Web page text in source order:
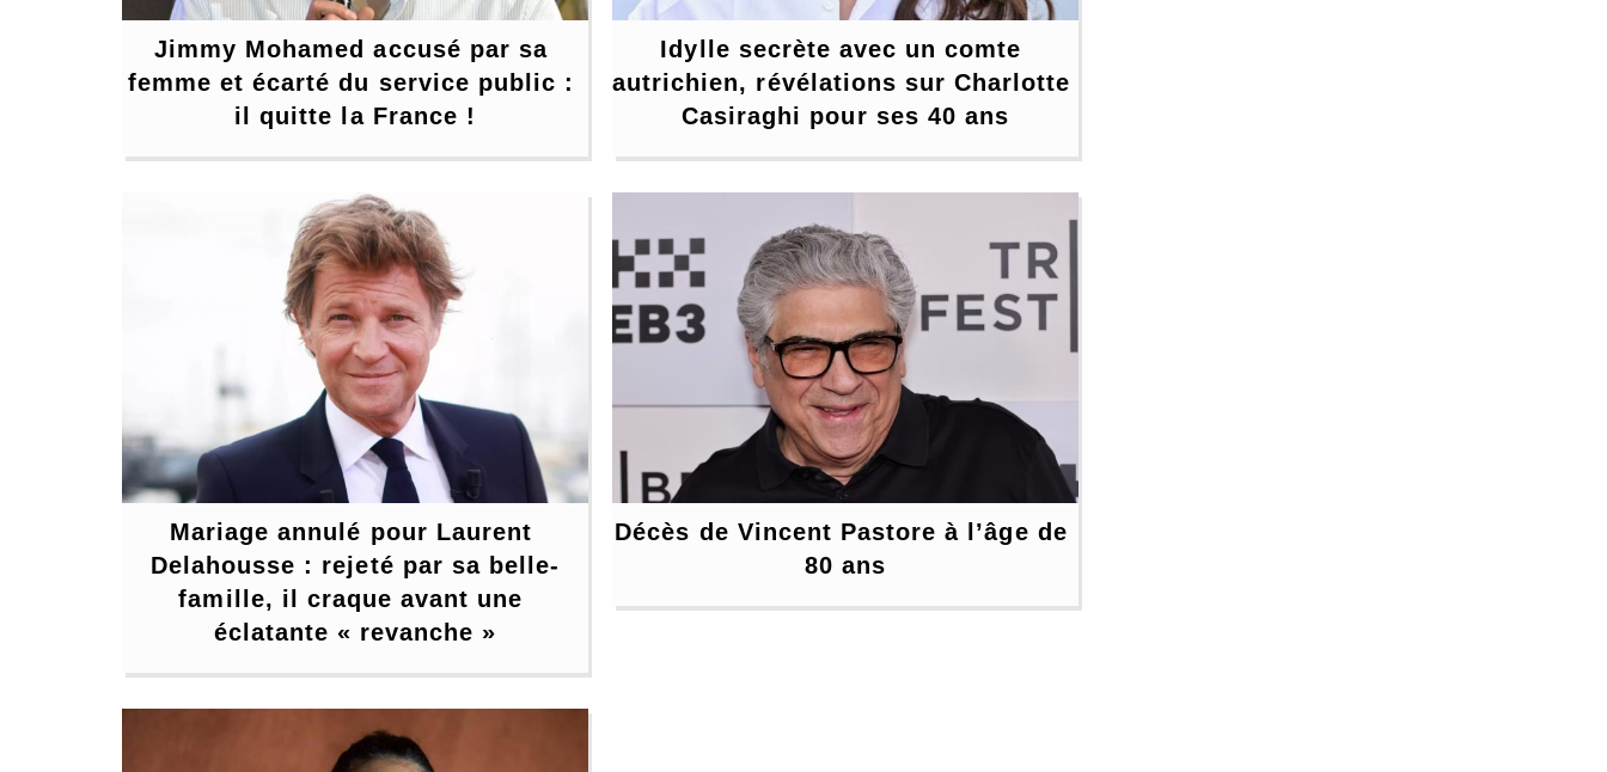
Jimmy Mohamed accusé par sa
femme et écarté du service public :
il quitte la France !
Idylle secrète avec un comte
autrichien, révélations sur Charlotte
Casiraghi pour ses 40 ans
Mariage annulé pour Laurent
Delahousse : rejeté par sa belle-
famille, il craque avant une
éclatante « revanche »
Décès de Vincent Pastore à l’âge de
80 ans